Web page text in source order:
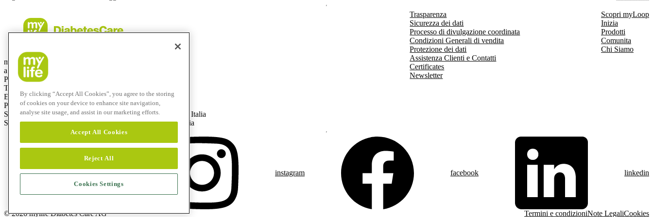
mylife Diabetes Care Italia srl
a socio unico – capitale sociale: € 50.000 i. v.
Partita IVA e C.F.: 08438570965
Telefono: +39 0332 189 0607
E-mail: info@mylife-diabetescare.it
PEC (Posta Elettronica Certificata): mylifedc.italia@pec.it
Sede amministrativa: Via Bizzozero, 11, 21100 Varese (VA), Italia
Sede legale: Via Giuseppe Frua, 22, 20146 Milano (MI), Italia
Trasparenza
Sicurezza dei dati
Processo di divulgazione coordinata
Condizioni Generali di vendita
Protezione dei dati
Assistenza Clienti e Contatti
Certificates
Newsletter
Scopri myLoop
Inizia
Prodotti
Comunita
Chi Siamo
instagram facebook linkedin
© 2026 mylife Diabetes Care AG Termini e condizioniNote LegaliCookies
By clicking “Accept All Cookies”, you agree to the storing
of cookies on your device to enhance site navigation,
analyse site usage, and assist in our marketing efforts.
Accept All Cookies
Reject All
Cookies Settings